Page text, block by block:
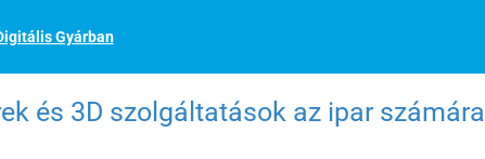
Gyárban
és 3D szolgáltatások az ipar számára